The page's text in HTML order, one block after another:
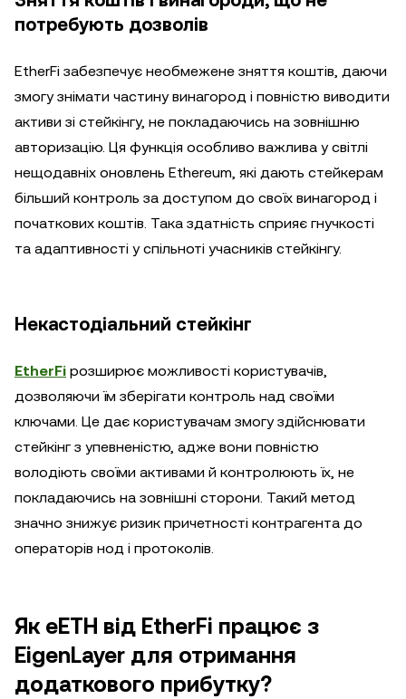
потребують дозволів
EtherFi забезпечує необмежене зняття коштів, даючи
змогу знімати частину винагород і повністю виводити
активи зі стейкінгу, не покладаючись на зовнішню
авторизацію. Ця функція особливо важлива у світлі
нещодавніх оновлень Ethereum, які дають стейкерам
більший контроль за доступом до своїх винагород і
початкових коштів. Така здатність сприяє гнучкості
та адаптивності у спільноті учасників стейкінгу.
Некастодіальний стейкінг
EtherFi розширює можливості користувачів,
дозволяючи їм зберігати контроль над своїми
ключами. Це дає користувачам змогу здійснювати
стейкінг з упевненістю, адже вони повністю
володіють своїми активами й контролюють їх, не
покладаючись на зовнішні сторони. Такий метод
значно знижує ризик причетності контрагента до
операторів нод і протоколів.
Як eETH від EtherFi працює з
EigenLayer для отримання
додаткового прибутку?